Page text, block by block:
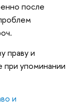
после
праву и
при упоминании
и